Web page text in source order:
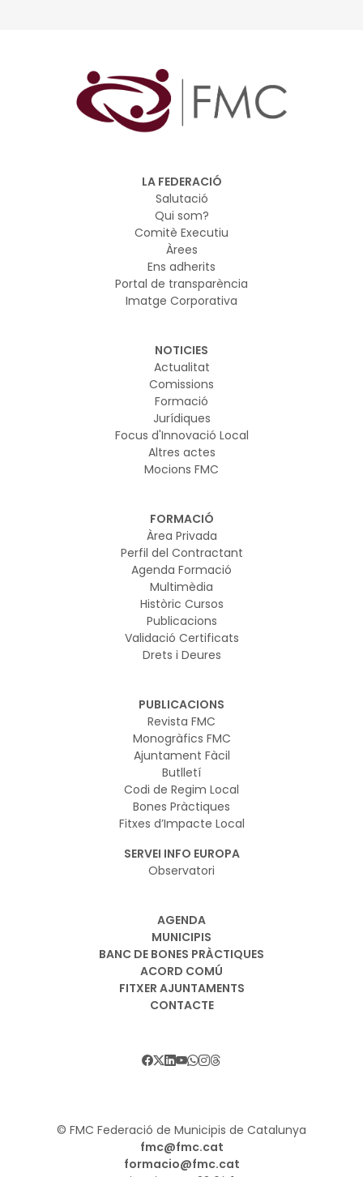
LA FEDERACIÓ
Salutació
Qui som?
Comitè Executiu
Àrees
Ens adherits
Portal de transparència
Imatge Corporativa
NOTICIES
Actualitat
Comissions
Formació
Jurídiques
Focus d'Innovació Local
Altres actes
Mocions FMC
FORMACIÓ
Àrea Privada
Perfil del Contractant
Agenda Formació
Multimèdia
Històric Cursos
Publicacions
Validació Certificats
Drets i Deures
PUBLICACIONS
Revista FMC
Monogràfics FMC
Ajuntament Fàcil
Butlletí
Codi de Regim Local
Bones Pràctiques
Fitxes d’Impacte Local
SERVEI INFO EUROPA
Observatori
AGENDA
MUNICIPIS
BANC DE BONES PRÀCTIQUES
ACORD COMÚ
FITXER AJUNTAMENTS
CONTACTE
© FMC Federació de Municipis de Catalunya
fmc@fmc.cat
formacio@fmc.cat